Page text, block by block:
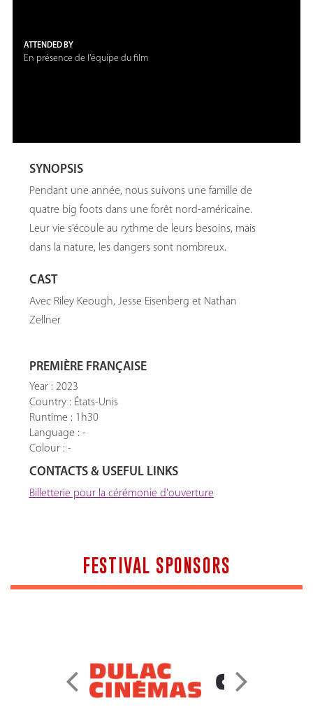
ATTENDED BY
En présence de l'équipe du film
SYNOPSIS
Pendant une année, nous suivons une famille de
quatre big foots dans une forêt nord-américaine.
Leur vie s’écoule au rythme de leurs besoins, mais
dans la nature, les dangers sont nombreux.
CAST
Avec Riley Keough, Jesse Eisenberg et Nathan
Zellner
PREMIÈRE FRANÇAISE
Year : 2023
Country : États-Unis
Runtime : 1h30
Language : -
Colour : -
CONTACTS & USEFUL LINKS
Billetterie pour la cérémonie d'ouverture
FESTIVAL SPONSORS